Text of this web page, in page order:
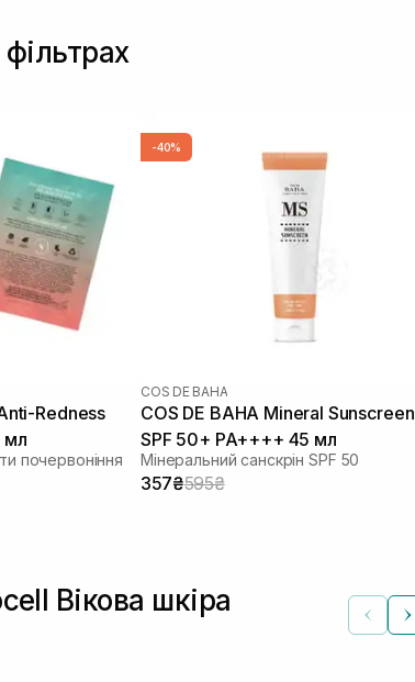
Redness
мл
почервоніння
-40%
COS DE BAHA
COS DE BAHA Mineral Sunscreen
SPF 50+ PA++++ 45 мл
Мінеральний санскрін SPF 50
357₴595₴
Вікова шкіра